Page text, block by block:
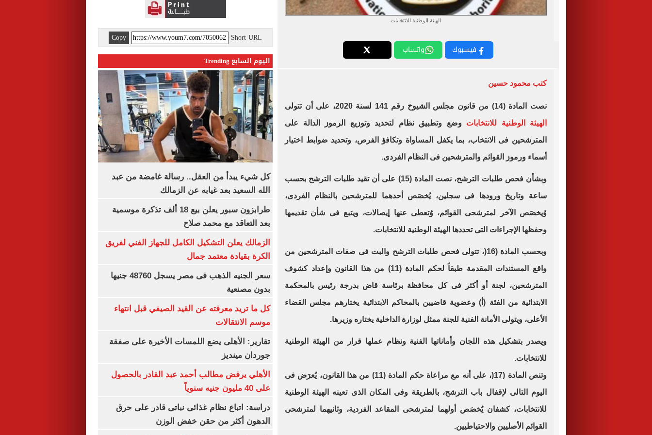
الهيئة الوطنية للانتخابات
فيسبوك واتساب
كتب محمود حسين
نصت المادة (14) من قانون مجلس الشيوخ رقم 141 لسنة 2020، على أن تتولى
الهيئة الوطنية للانتخابات وضع وتطبيق نظام لتحديد وتوزيع الرموز الدالة على
المترشحين فى الانتخاب، بما يكفل المساواة وتكافؤ الفرص، وتحديد ضوابط اختيار
أسماء ورموز القوائم والمترشحين فى النظام الفردى.
وبشأن فحص طلبات الترشح، نصت المادة (15) على أن تقيد طلبات الترشح بحسب
ساعة وتاريخ ورودها فى سجلين، يُخصَص أحدهما للمترشحين بالنظام الفردى،
وُيخصَص الآخر لمترشحى القوائم، وُتعطى عنها إيصالات، ويتبع فى شأن تقديمها
وحفظها الإجراءات التى تحددها الهيئة الوطنية للانتخابات.
وبحسب المادة (16(، تتولى فحص طلبات الترشح والبت فى صفات المترشحين من
واقع المستندات المقدمة طبقاً لحكم المادة (11) من هذا القانون وإعداد كشوف
المترشحين، لجنة أو أكثر فى كل محافظة برئاسة قاض بدرجة رئيس بالمحكمة
الابتدائية من الفئة (أ) وعضوية قاضيين بالمحاكم الابتدائية يختارهم مجلس القضاء
الأعلى، ويتولى الأمانة الفنية للجنة ممثل لوزارة الداخلية يختاره وزيرها.
ويصدر بتشكيل هذه اللجان وأماناتها الفنية ونظام عملها قرار من الهيئة الوطنية
للانتخابات.
وتنص المادة (17(، على أنه مع مراعاة حكم المادة (11) من هذا القانون، يُعرَض فى
اليوم التالى لإقفال باب الترشح، بالطريقة وفى المكان الذى تعينه الهيئة الوطنية
للانتخابات، كشفان يُخصَص أولهما لمترشحى المقاعد الفردية، وثانيهما لمترشحى
القوائم الأصليين والاحتياطيين.
Short URL
Copy
اليوم السابع Trending
كل شيء يبدأ من العقل.. رسالة غامضة من عبد
الله السعيد بعد غيابه عن الزمالك
طرابزون سبور يعلن بيع 18 ألف تذكرة موسمية
بعد التعاقد مع محمد صلاح
الزمالك يعلن التشكيل الكامل للجهاز الفني لفريق
الكرة بقيادة معتمد جمال
سعر الجنيه الذهب فى مصر يسجل 48760 جنيها
بدون مصنعية
كل ما تريد معرفته عن القيد الصيفي قبل انتهاء
موسم الانتقالات
تقارير: الأهلى يضع اللمسات الأخيرة على صفقة
جوردان مينديز
الأهلي يرفض مطالب أحمد عبد القادر بالحصول
على 40 مليون جنيه سنوياً
دراسة: اتباع نظام غذائى نباتى قادر على حرق
الدهون أكثر من حقن خفض الوزن